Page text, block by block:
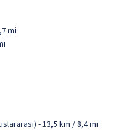
mi
- 13,5 km / 8,4 mi